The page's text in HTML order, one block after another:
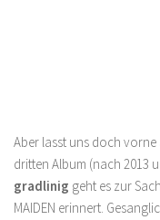
Aber lasst uns doch
dritten Album (nach 2013
gradlinig geht es zur
MAIDEN erinnert.